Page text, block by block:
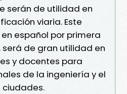
serán de utilidad en
viaria. Este
español por primera
será de gran utilidad en
y docentes para
de la ingeniería y el